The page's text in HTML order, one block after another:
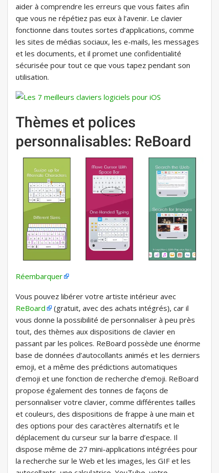
aider à comprendre les erreurs que vous faites afin
que vous ne répétiez pas eux à l’avenir. Le clavier
fonctionne dans toutes sortes d’applications, comme
les sites de médias sociaux, les e-mails, les messages
et les documents, et il promet une confidentialité
sécurisée pour tout ce que vous tapez pendant son
utilisation.
Thèmes et polices
personnalisables: ReBoard
Réembarquer
Vous pouvez libérer votre artiste intérieur avec
ReBoard
(gratuit, avec des achats intégrés), car il
vous donne la possibilité de personnaliser à peu près
tout, des thèmes aux dispositions de clavier en
passant par les polices. ReBoard possède une énorme
base de données d’autocollants animés et les derniers
emoji, et a même des prédictions automatiques
d’emoji et une fonction de recherche d’emoji. ReBoard
propose également des tonnes de façons de
personnaliser votre clavier, comme différentes tailles
et couleurs, des dispositions de frappe à une main et
des options pour des caractères alternatifs et le
déplacement du curseur sur la barre d’espace. Il
dispose même de 27 mini-applications intégrées pour
la recherche sur le Web et les images, les GIF et les